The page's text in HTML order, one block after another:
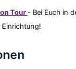
Tour - Bei Euch in
Einrichtung!